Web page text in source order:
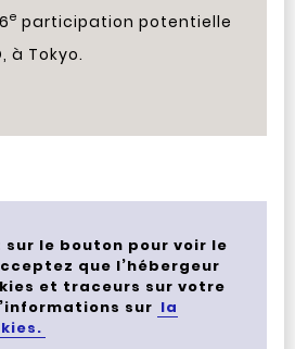
e participation potentielle
à Tokyo.
sur le bouton pour voir le
que l’hébergeur
et traceurs sur votre
sur la